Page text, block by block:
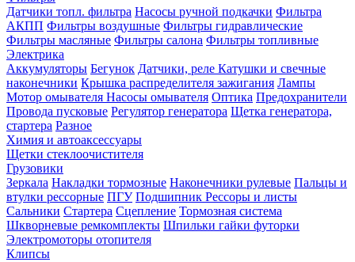
Датчики топл. фильтра Насосы ручной подкачки Фильтра
АКПП Фильтры воздушные Фильтры гидравлические
Фильтры масляные Фильтры салона Фильтры топливные
Электрика
Аккумуляторы Бегунок Датчики, реле Катушки и свечные
наконечники Крышка распределителя зажигания Лампы
Мотор омывателя Насосы омывателя Оптика Предохранители
Провода пусковые Регулятор генератора Щетка генератора,
стартера Разное
Химия и автоаксессуары
Щетки стеклоочистителя
Грузовики
Зеркала Накладки тормозные Наконечники рулевые Пальцы и
втулки рессорные ПГУ Подшипник Рессоры и листы
Сальники Стартера Сцепление Тормозная система
Шкворневые ремкомплекты Шпильки гайки футорки
Электромоторы отопителя
Клипсы